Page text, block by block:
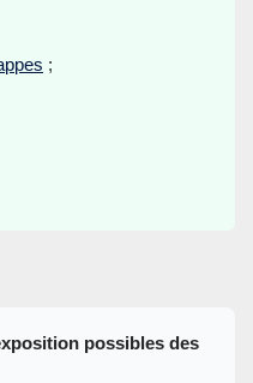
;
possibles des